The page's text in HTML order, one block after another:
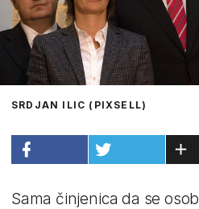
SRDJAN ILIC (PIXSELL)
Sama činjenica da se